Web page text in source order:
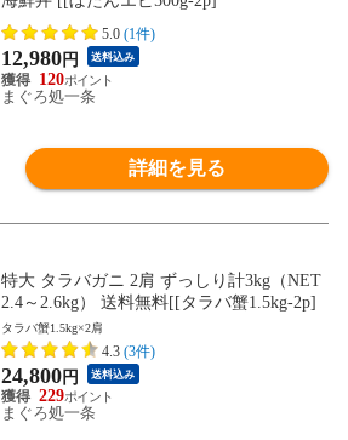
5.0 (1件)
12,980円 送料込み
120
まぐろ処一条
詳細を見る
特大 タラバガニ 2肩 ずっしり計3kg（NET
2.4～2.6kg） 送料無料[[タラバ蟹1.5kg-2p]
タラバ蟹1.5kg×2肩
4.3 (3件)
24,800円 送料込み
229
まぐろ処一条